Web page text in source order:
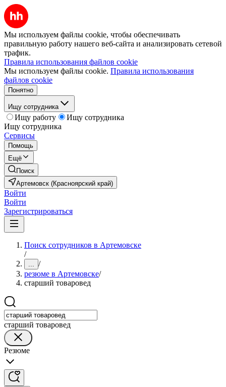
Мы используем файлы cookie, чтобы обеспечивать
правильную работу нашего веб-сайта и анализировать сетевой
трафик.
Правила использования файлов cookie
Мы используем файлы cookie. Правила использования
файлов cookie
Понятно
Ищу сотрудника
Ищу работу
Ищу сотрудника
Ищу сотрудника
Сервисы
Помощь
Ещё
Поиск
Артемовск (Красноярский край)
Войти
Войти
Зарегистрироваться
Поиск сотрудников в Артемовске
/
... /
резюме в Артемовске/
старший товаровед
старший товаровед
Резюме